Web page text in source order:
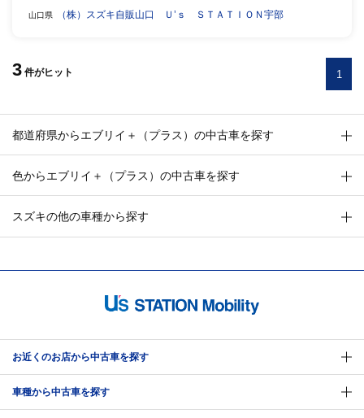
山口県 （株）スズキ自販山口 Ｕ’ｓ ＳＴＡＴＩＯＮ宇部
3 件がヒット 1
都道府県からエブリイ＋（プラス）の中古車を探す
色からエブリイ＋（プラス）の中古車を探す
スズキの他の車種から探す
お近くのお店から中古車を探す
車種から中古車を探す